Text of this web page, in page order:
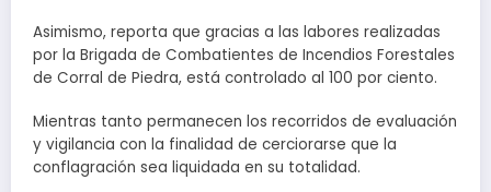
Asimismo, reporta que gracias a las labores realizadas
por la Brigada de Combatientes de Incendios Forestales
de Corral de Piedra, está controlado al 100 por ciento.
Mientras tanto permanecen los recorridos de evaluación
y vigilancia con la finalidad de cerciorarse que la
conflagración sea liquidada en su totalidad.